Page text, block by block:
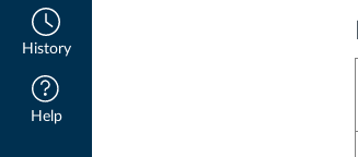
History
Help